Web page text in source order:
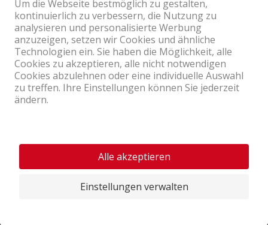
Ein Unternehmen der Coop Gruppe